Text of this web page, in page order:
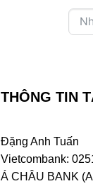
THÔNG TIN
Đặng Anh Tuấn
Vietcombank:
Á CHÂU BANK